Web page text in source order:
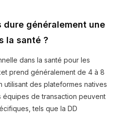
dure généralement une
la santé ?
dans la santé pour les
prend généralement de 4 à 8
utilisant des plateformes natives
équipes de transaction peuvent
tels que la DD